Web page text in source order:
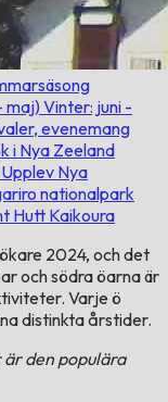
maj)Vinter: juni -
evenemang
i Nya Zeeland
Upplev Nya
nationalpark
Hutt Kaikoura
2024, och det
och södra öarna är
Varje ö
distinkta årstider.
är den populära